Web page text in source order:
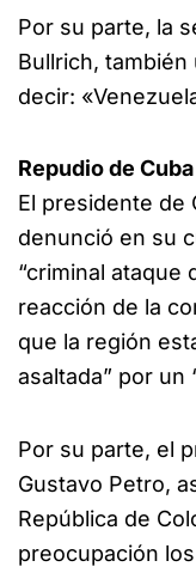
Por su parte, la
Bullrich,
decir:
Repudio de
El presidente de
denunció en su
“criminal ataque
reacción de la
que la región
asaltada” por un
Por su parte, el
Gustavo Petro,
República de
preocupación